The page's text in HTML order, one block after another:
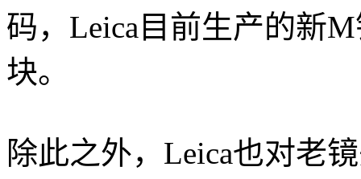
码，Leica目前生产的新
块。
除此之外，Leica也对老